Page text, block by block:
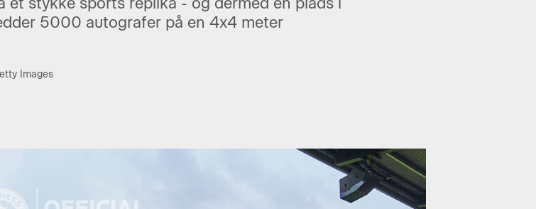
5000 autografer på en 4x4 meter
Images